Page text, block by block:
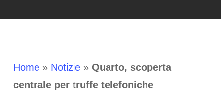
Home» Notizie» Quarto, scoperta
centrale per truffe telefoniche